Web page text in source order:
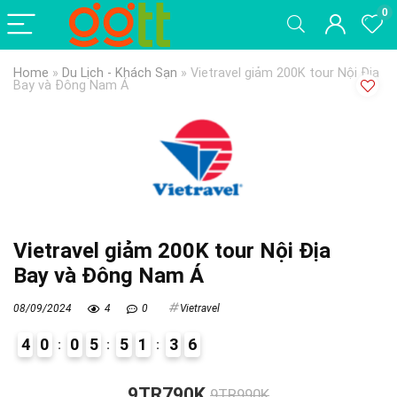
0
Home » Du Lịch - Khách Sạn » Vietravel giảm 200K tour Nội Địa
Bay và Đông Nam Á
Vietravel giảm 200K tour Nội Địa
Bay và Đông Nam Á
08/09/2024 4 0 Vietravel
4 0 0 5 5 1 3 5
6